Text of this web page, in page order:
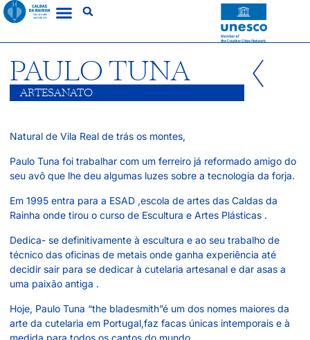
PAULO TUNA
ARTESANATO
Natural de Vila Real de trás os montes,
Paulo Tuna foi trabalhar com um ferreiro já reformado amigo do
seu avô que lhe deu algumas luzes sobre a tecnologia da forja.
Em 1995 entra para a ESAD ,escola de artes das Caldas da
Rainha onde tirou o curso de Escultura e Artes Plásticas .
Dedica- se definitivamente à escultura e ao seu trabalho de
técnico das oficinas de metais onde ganha experiência até
decidir sair para se dedicar à cutelaria artesanal e dar asas a
uma paixão antiga .
Hoje, Paulo Tuna “the bladesmith”é um dos nomes maiores da
arte da cutelaria em Portugal,faz facas únicas intemporais e à
medida para todos os cantos do mundo .